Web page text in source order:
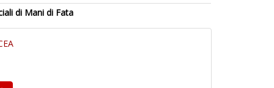
di Mani di Fata